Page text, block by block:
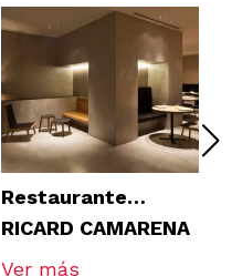
Restaurante
RICARD CAMARENA
Ver más